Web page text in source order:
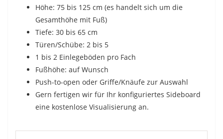
Höhe: 75 bis 125 cm (es handelt sich um die
Gesamthöhe mit Fuß)
Tiefe: 30 bis 65 cm
Türen/Schübe: 2 bis 5
1 bis 2 Einlegeböden pro Fach
Fußhöhe: auf Wunsch
Push-to-open oder Griffe/Knäufe zur Auswahl
Gern fertigen wir für Ihr konfiguriertes Sideboard
eine kostenlose Visualisierung an.